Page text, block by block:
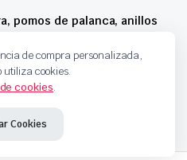
pomos de palanca, anillos
Todos los derechos reservados
de compra personalizada,
utiliza cookies.
cookies.
Cookies